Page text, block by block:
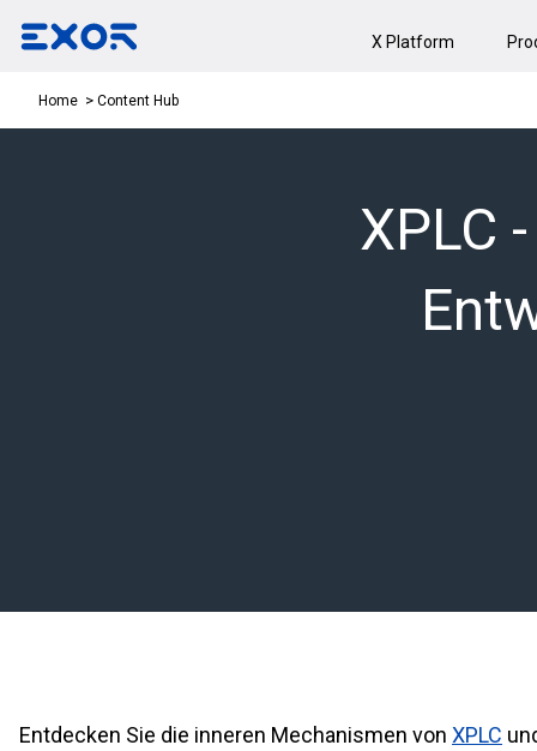
X Platform
Home Content Hub
XPLC
Entdecken Sie die inneren Mechanismen von XPLC